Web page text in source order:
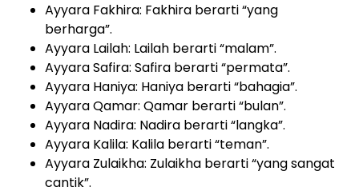
Ayyara Fakhira: Fakhira berarti “yang
berharga”.
Ayyara Lailah: Lailah berarti “malam”.
Ayyara Safira: Safira berarti “permata”.
Ayyara Haniya: Haniya berarti “bahagia”.
Ayyara Qamar: Qamar berarti “bulan”.
Ayyara Nadira: Nadira berarti “langka”.
Ayyara Kalila: Kalila berarti “teman”.
Ayyara Zulaikha: Zulaikha berarti “yang sangat
cantik”.